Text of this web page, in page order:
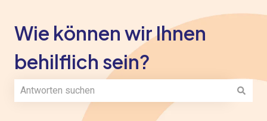
Wie können wir Ihnen
behilflich sein?
Es gibt keine Vorschläge, da das Suchfeld leer ist.